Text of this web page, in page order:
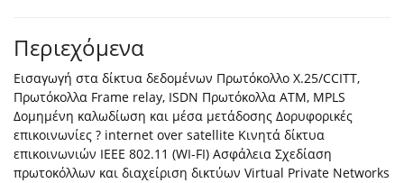
Περιεχόμενα
Εισαγωγή στα δίκτυα δεδομένων Πρωτόκολλο X.25/CCITT,
Πρωτόκολλα Frame relay, ISDN Πρωτόκολλα ATM, MPLS
Δομημένη καλωδίωση και μέσα μετάδοσης Δορυφορικές
επικοινωνίες ? internet over satellite Κινητά δίκτυα
επικοινωνιών IEEE 802.11 (WI-FI) Ασφάλεια Σχεδίαση
πρωτοκόλλων και διαχείριση δικτύων Virtual Private Networks